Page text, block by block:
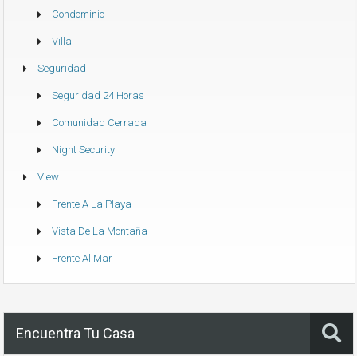
Condominio
Villa
Seguridad
Seguridad 24 Horas
Comunidad Cerrada
Night Security
View
Frente A La Playa
Vista De La Montaña
Frente Al Mar
Encuentra Tu Casa